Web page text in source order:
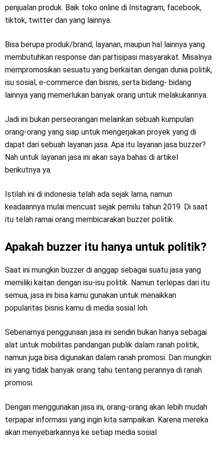
penjualan produk. Baik toko online di Instagram, facebook,
tiktok, twitter dan yang lainnya.
Bisa berupa produk/brand, layanan, maupun hal lainnya yang
membutuhkan response dan partisipasi masyarakat. Misalnya
mempromosikan sesuatu yang berkaitan dengan dunia politik,
isu sosial, e-commerce dan bisnis, serta bidang- bidang
lainnya yang memerlukan banyak orang untuk melakukannya.
Jadi ini bukan perseorangan melainkan sebuah kumpulan
orang-orang yang siap untuk mengerjakan proyek yang di
dapat dari sebuah layanan jasa. Apa itu layanan jasa buzzer?
Nah untuk layanan jasa ini akan saya bahas di artikel
berikutnya ya.
Istilah ini di indonesia telah ada sejak lama, namun
keadaannya mulai mencuat sejak pemilu tahun 2019. Di saat
itu telah ramai orang membicarakan buzzer politik.
Apakah buzzer itu hanya untuk politik?
Saat ini mungkin buzzer di anggap sebagai suatu jasa yang
memiliki kaitan dengan isu-isu politik. Namun terlepas dari itu
semua, jasa ini bisa kamu gunakan untuk menaikkan
popularitas bisnis kamu di media sosial loh.
Sebenarnya penggunaan jasa ini sendiri bukan hanya sebagai
alat untuk mobilitas pandangan publik dalam ranah politik,
namun juga bisa digunakan dalam ranah promosi. Dan mungkin
ini yang tidak banyak orang tahu tentang perannya di ranah
promosi.
Dengan menggunakan jasa ini, orang-orang akan lebih mudah
terpapar informasi yang ingin kita sampaikan. Karena mereka
akan menyebarkannya ke setiap media sosial.